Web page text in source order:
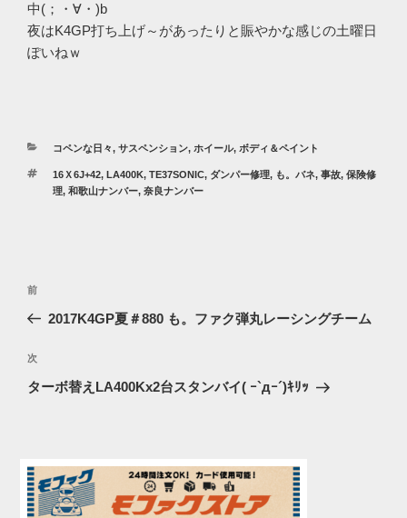
中(；・∀・)b
夜はK4GP打ち上げ～があったりと賑やかな感じの土曜日
ぽいねｗ
カ
ゴ
リ
コペンな日々, サスペンション, ホイール, ボディ＆ペイント
タ
グ
16Ｘ6J+42, LA400K, TE37SONIC, ダンパー修理, も。バネ, 事故, 保険修
理, 和歌山ナンバー, 奈良ナンバー
投
ナ
ビ
ゲ
ン
過
去
投
稿
前
2017K4GP夏＃880 も。ファク弾丸レーシングチーム
次
の
次
ターボ替えLA400Kx2台スタンバイ( ｰ`дｰ´)ｷﾘｯ